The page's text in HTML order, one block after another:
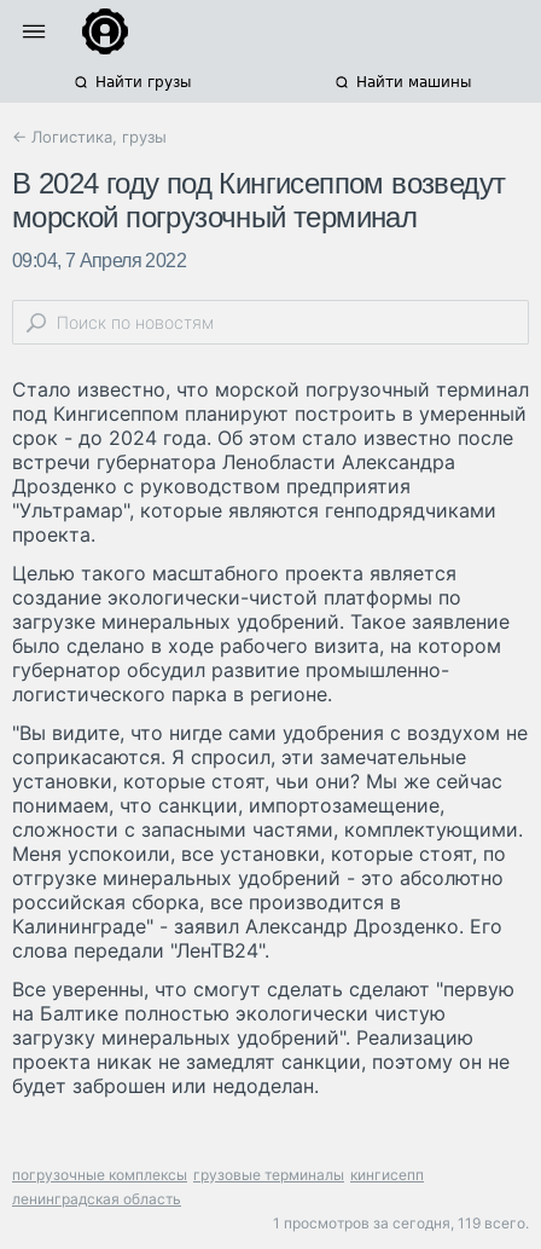
Найти грузы Найти машины
← Логистика, грузы
В 2024 году под Кингисеппом возведут
морской погрузочный терминал
09:04, 7 Апреля 2022
Стало известно, что морской погрузочный терминал
под Кингисеппом планируют построить в умеренный
срок - до 2024 года. Об этом стало известно после
встречи губернатора Ленобласти Александра
Дрозденко с руководством предприятия
"Ультрамар", которые являются генподрядчиками
проекта.
Целью такого масштабного проекта является
создание экологически-чистой платформы по
загрузке минеральных удобрений. Такое заявление
было сделано в ходе рабочего визита, на котором
губернатор обсудил развитие промышленно-
логистического парка в регионе.
"Вы видите, что нигде сами удобрения с воздухом не
соприкасаются. Я спросил, эти замечательные
установки, которые стоят, чьи они? Мы же сейчас
понимаем, что санкции, импортозамещение,
сложности с запасными частями, комплектующими.
Меня успокоили, все установки, которые стоят, по
отгрузке минеральных удобрений - это абсолютно
российская сборка, все производится в
Калининграде" - заявил Александр Дрозденко. Его
слова передали "ЛенТВ24".
Все уверенны, что смогут сделать сделают "первую
на Балтике полностью экологически чистую
загрузку минеральных удобрений". Реализацию
проекта никак не замедлят санкции, поэтому он не
будет заброшен или недоделан.
погрузочные комплексы грузовые терминалы кингисепп
ленинградская область
1 просмотров за сегодня, 119 всего.